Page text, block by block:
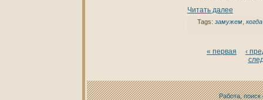
Читать далее
Tags: замужем, кoгда
« первая
‹
Работа, поиск